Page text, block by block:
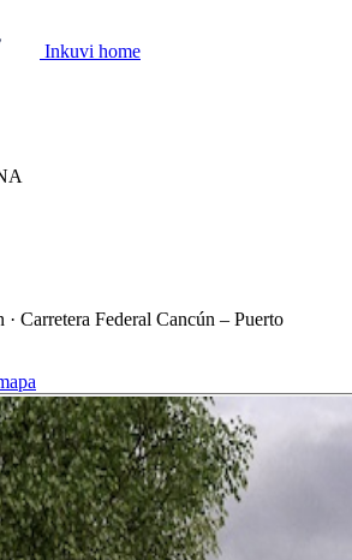
Inkuvi home
Carretera Federal Cancún – Puerto